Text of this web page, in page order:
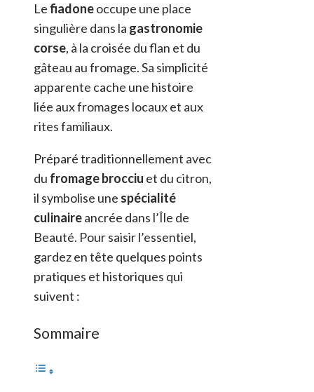
Lefiadoneoccupe une place
singulière dans la gastronomie
corse, à la croisée du flan et du
gâteau au fromage. Sa simplicité
apparente cache une histoire
liée aux fromages locaux et aux
rites familiaux.
Préparé traditionnellement avec
du fromage brocciu et du citron,
il symbolise une spécialité
culinaireancrée dans l’Île de
Beauté. Pour saisir l’essentiel,
gardez en tête quelques points
pratiques et historiques qui
suivent :
Sommaire